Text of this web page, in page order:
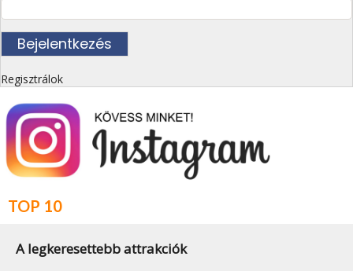
Regisztrálok
TOP 10
A legkeresettebb attrakciók